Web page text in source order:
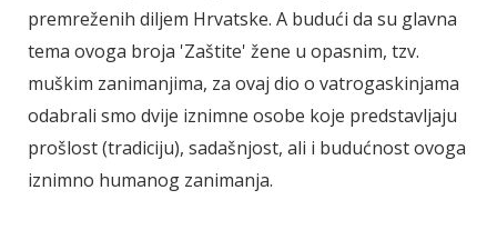
premreženih diljem Hrvatske. A budući da su glavna
tema ovoga broja 'Zaštite' žene u opasnim, tzv.
muškim zanimanjima, za ovaj dio o vatrogaskinjama
odabrali smo dvije iznimne osobe koje predstavljaju
prošlost (tradiciju), sadašnjost, ali i budućnost ovoga
iznimno humanog zanimanja.